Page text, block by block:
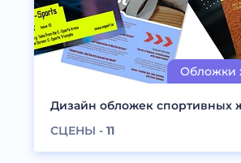
Дизайн обложек спортивных
СЦЕНЫ - 11